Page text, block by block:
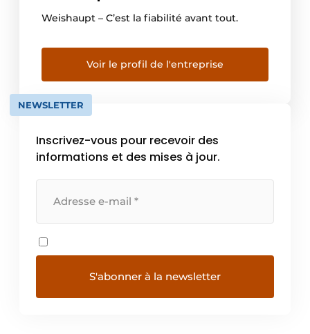
Weishaupt – C’est la fiabilité avant tout.
Voir le profil de l'entreprise
NEWSLETTER
Inscrivez-vous pour recevoir des
informations et des mises à jour.